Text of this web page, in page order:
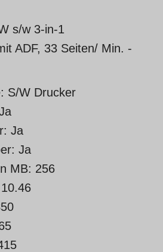
s/w 3-in-1
ADF, 33 Seiten/ Min. -
S/W Drucker
Ja
Ja
MB: 256